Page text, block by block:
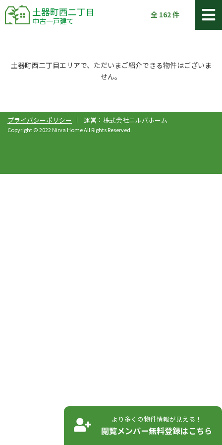
土器町西二丁目
中古一戸建て
全 162件
土器町西二丁目エリアで、ただいまご紹介できる物件はございま
せん。
プライバシーポリシー 運営：株式会社ニルバホーム
Copyright © 2022 Nirva Home All Rights Reserved.
より多くの物件情報が見える！
閲覧メンバー無料登録はこちら